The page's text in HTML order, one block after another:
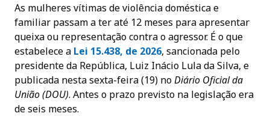
As mulheres vítimas de violência doméstica e
familiar passam a ter até 12 meses para apresentar
queixa ou representação contra o agressor. É o que
estabelece a Lei 15.438, de 2026, sancionada pelo
presidente da República, Luiz Inácio Lula da Silva, e
publicada nesta sexta-feira (19) noDiário Oficial da
União (DOU). Antes o prazo previsto na legislação era
de seis meses.